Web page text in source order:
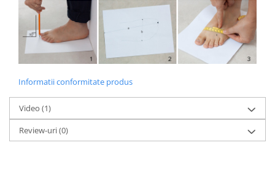
Informatii conformitate produs
Video (1)
Review-uri(0)